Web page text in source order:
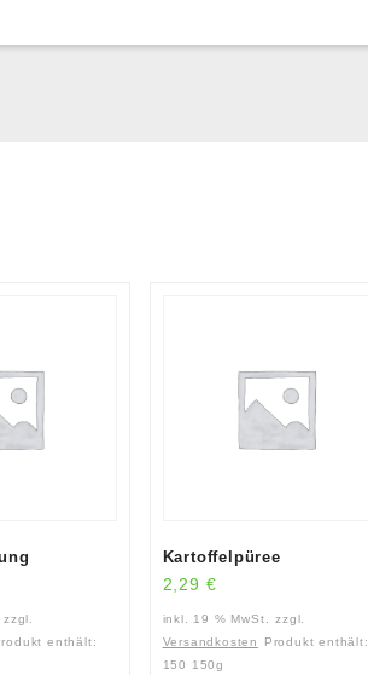
zzgl.
enthält:
Kartoffelpüree
2,29 €
inkl. 19 % MwSt. zzgl.
Versandkosten
Produkt enthält:
150
150g